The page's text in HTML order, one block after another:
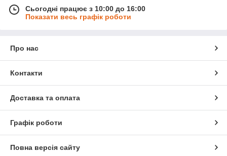
Сьогодні працює з 10:00 до 16:00
Показати весь графік роботи
Про нас
Контакти
Доставка та оплата
Графік роботи
Повна версія сайту